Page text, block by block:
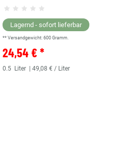
Lagernd - sofort lieferbar
** Versandgewicht:600 Gramm.
24,54 € *
0.5 Liter | 49,08 € / Liter